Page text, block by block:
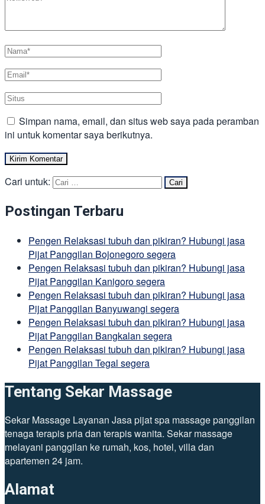
Simpan nama, email, dan situs web saya pada peramban
ini untuk komentar saya berikutnya.
Cari untuk:
Postingan Terbaru
Pengen Relaksasi tubuh dan pikiran? Hubungi jasa
Pijat Panggilan Bojonegoro segera
Pengen Relaksasi tubuh dan pikiran? Hubungi jasa
Pijat Panggilan Kanigoro segera
Pengen Relaksasi tubuh dan pikiran? Hubungi jasa
Pijat Panggilan Banyuwangi segera
Pengen Relaksasi tubuh dan pikiran? Hubungi jasa
Pijat Panggilan Bangkalan segera
Pengen Relaksasi tubuh dan pikiran? Hubungi jasa
Pijat Panggilan Tegal segera
Tentang Sekar Massage
Sekar Massage Layanan Jasa pijat spa massage panggilan
tenaga terapis pria dan terapis wanita. Sekar massage
melayani panggilan ke rumah, kos, hotel, villa dan
apartemen 24 jam.
Alamat